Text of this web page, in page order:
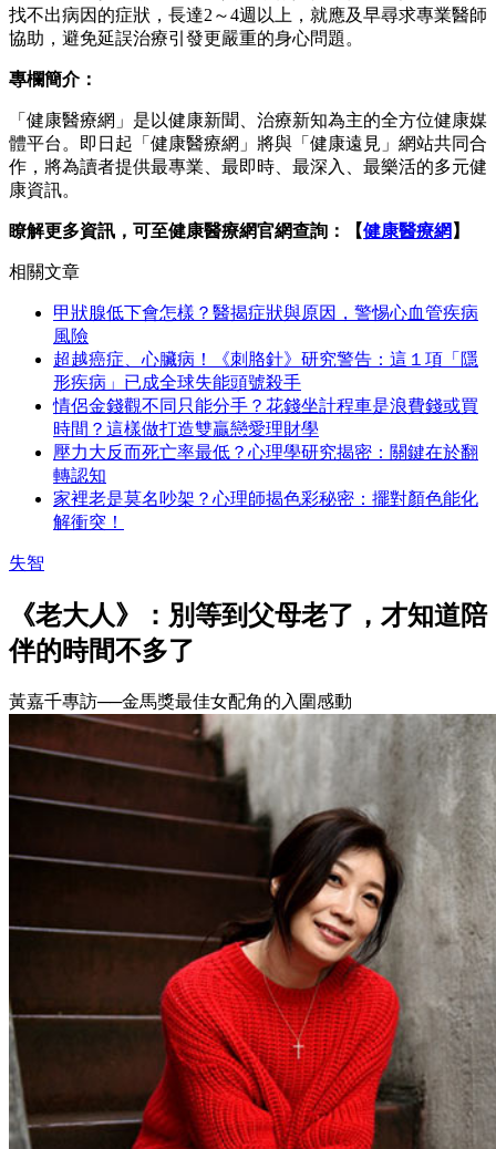
找不出病因的症狀，長達2～4週以上，就應及早尋求專業醫師
協助，避免延誤治療引發更嚴重的身心問題。
專欄簡介：
「健康醫療網」是以健康新聞、治療新知為主的全方位健康媒
體平台。即日起「健康醫療網」將與「健康遠見」網站共同合
作，將為讀者提供最專業、最即時、最深入、最樂活的多元健
康資訊。
瞭解更多資訊，可至健康醫療網官網查詢：【健康醫療網 】
相關文章
甲狀腺低下會怎樣？醫揭症狀與原因，警惕心血管疾病
風險
超越癌症、心臟病！《刺胳針》研究警告：這１項「隱
形疾病」已成全球失能頭號殺手
情侶金錢觀不同只能分手？花錢坐計程車是浪費錢或買
時間？這樣做打造雙贏戀愛理財學
壓力大反而死亡率最低？心理學研究揭密：關鍵在於翻
轉認知
家裡老是莫名吵架？心理師揭色彩秘密：擺對顏色能化
解衝突！
失智
《老大人》：別等到父母老了，才知道陪
伴的時間不多了
黃嘉千專訪──金馬獎最佳女配角的入圍感動